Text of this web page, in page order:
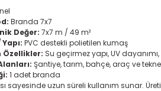
Branda 7x7
Değer: 7x7 m / 49 m²
PVC destekli polietilen kumaş
Özellikler: Su geçirmez yapı, UV
Şantiye, tarım, bahçe, araç ve
1 adet branda
sayesinde uzun süreli kullanım sunar.